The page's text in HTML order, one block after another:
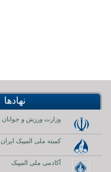
نهادها
وزارت ورزش و جوانان
کمیته ملی المپیک ایران
آکادمی ملی المپیک